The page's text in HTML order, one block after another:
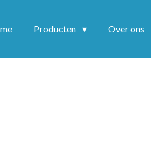
Producten Over ons